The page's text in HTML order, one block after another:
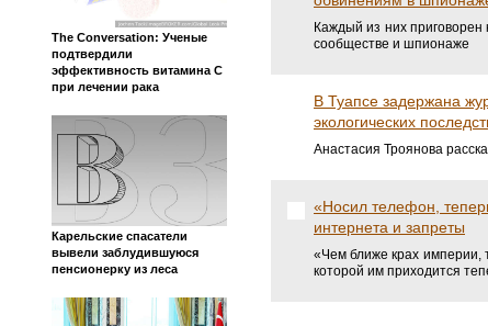
The Conversation: Ученые
подтвердили
эффективность витамина C
при лечении рака
Карельские спасатели
вывели заблудившуюся
пенсионерку из леса
Каждый из них
сообществе и шпионаже
В Туапсе задержана
экологических
Анастасия Троянова
«Носил телефон,
интернета и запреты
«Чем ближе крах империи,
которой им приходится